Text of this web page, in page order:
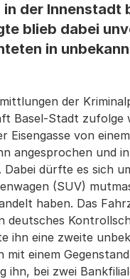
in der Innenstadt
blieb dabei
in
der
Basel-Stadt zufolge
Eisengasse von einem
angesprochen und
dürfte es sich
(SUV)
haben. Das
deutsches
ihn eine zweite
mit einem
ihn, bei zwei